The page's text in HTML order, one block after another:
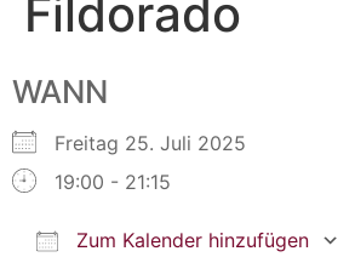
Fildorado
WANN
Freitag 25. Juli 2025
19:00 - 21:15
Zum Kalender hinzufügen